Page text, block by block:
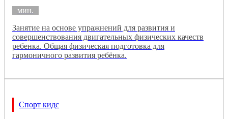
мин.
Занятие на основе упражнений для развития и
совершенствования двигательных физических качеств
ребенка. Общая физическая подготовка для
гармоничного развития ребёнка.
Спорт кидс